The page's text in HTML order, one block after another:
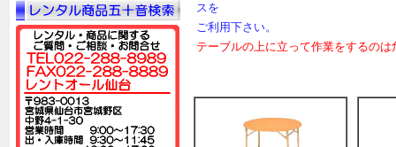
スを
ご利用下さい。
テーブルの上に立って作業をするの